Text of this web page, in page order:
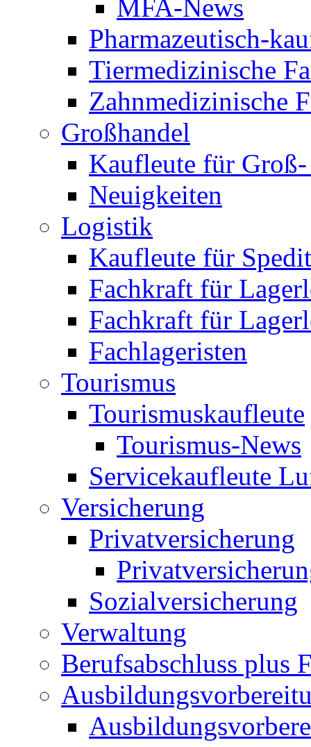
MFA-News
Pharmazeutisch-
Tiermedizinische
Zahnmedizinische
Großhandel
Kaufleute für Groß-
Neuigkeiten
Logistik
Kaufleute für
Fachkraft für
Fachkraft für
Fachlageristen
Tourismus
Tourismuskaufleute
Tourismus-News
Servicekaufleute
Versicherung
Privatversicherung
Sozialversicherung
Verwaltung
Berufsabschluss plus